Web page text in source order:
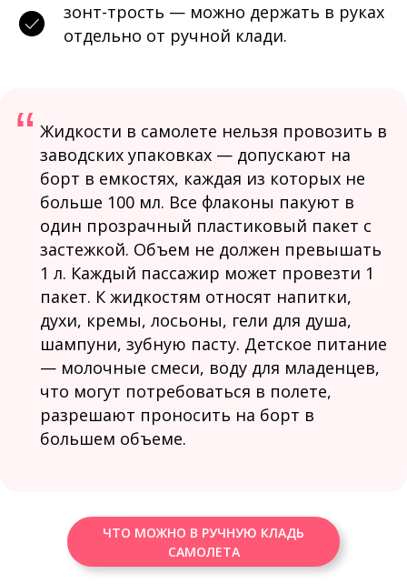
зонт-трость — можно держать в руках
отдельно от ручной клади.
“ Жидкости в самолете нельзя провозить в
заводских упаковках — допускают на
борт в емкостях, каждая из которых не
больше 100 мл. Все флаконы пакуют в
один прозрачный пластиковый пакет с
застежкой. Объем не должен превышать
1 л. Каждый пассажир может провезти 1
пакет. К жидкостям относят напитки,
духи, кремы, лосьоны, гели для душа,
шампуни, зубную пасту. Детское питание
— молочные смеси, воду для младенцев,
что могут потребоваться в полете,
разрешают проносить на борт в
большем объеме.
ЧТО МОЖНО В РУЧНУЮ КЛАДЬ
САМОЛЕТА